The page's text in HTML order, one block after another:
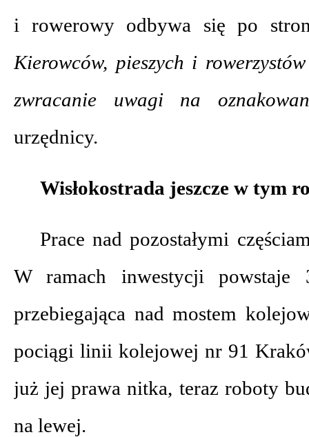
i rowerowy odbywa się po
Kierowców, pieszych i
zwracanie uwagi na
urzędnicy.
Wisłokostrada jeszcze w tym
Prace nad pozostałymi
W ramach inwestycji powstaje
przebiegająca nad mostem
pociągi linii kolejowej nr 91
już jej prawa nitka, teraz roboty
na lewej.